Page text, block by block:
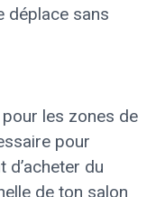
déplace sans
les zones de
pour
du
de ton salon